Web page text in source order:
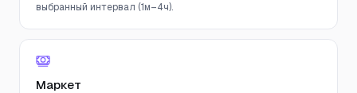
выбранный интервал (1м–4ч).
Маркет